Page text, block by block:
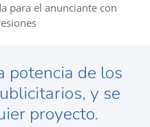
para el anunciante con
potencia de los
y se
proyecto.